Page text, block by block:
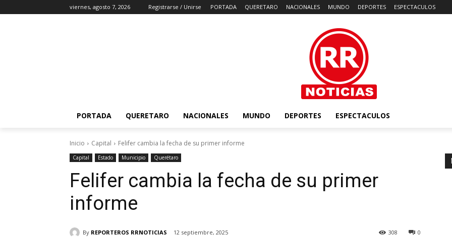
viernes, agosto 7, 2026 Registrarse / Unirse PORTADA QUERETARO NACIONALES MUNDO DEPORTES ESPECTACULOS
PORTADA QUERETARO NACIONALES MUNDO DEPORTES ESPECTACULOS
Inicio Capital Felifer cambia la fecha de su primer informe
Capital Estado Municipio Querétaro
Felifer cambia la fecha de su primer
informe
By REPORTEROS RRNOTICIAS 12 septiembre, 2025 0
308